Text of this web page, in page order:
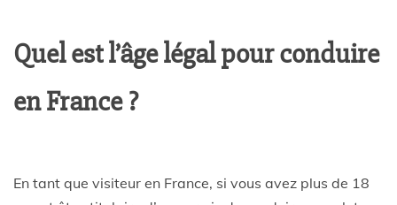
Quel est l’âge légal pour conduire
en France ?
En tant que visiteur en France, si vous avez plus de 18